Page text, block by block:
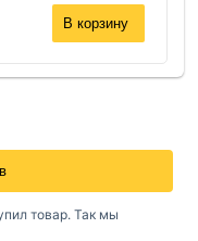
В корзину
товар. Так мы